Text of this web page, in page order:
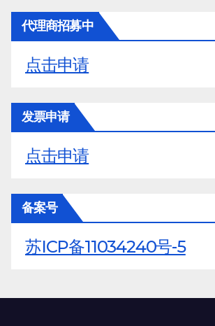
代理商招募中
点击申请
发票申请
点击申请
备案号
苏ICP备11034240号-5